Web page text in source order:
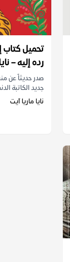
تحميل كتاب
رده إليه –
صدر حديثاً عن
جديد الكاتبة
نايا ماريا آيت